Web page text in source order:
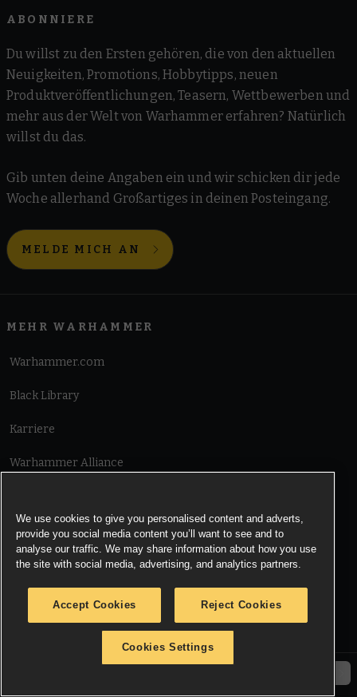
ABONNIERE
Du willst zu den Ersten gehören, die von den aktuellen
Neuigkeiten, Promotions, Hobbytipps, neuen
Produktveröffentlichungen, Teasern, Wettbewerben und
mehr aus der Welt von Warhammer erfahren? Natürlich
willst du das.
Gib unten deine Angaben ein und wir schicken dir jede
Woche allerhand Großartiges in deinen Posteingang.
MELDE MICH AN
MEHR WARHAMMER
Warhammer.com
Black Library
Karriere
Warhammer Alliance
Nutzungsbedingungen
Informationen zu Cookies
Cookies Settings
Information zu Datenschutz
We use cookies to give you personalised content and adverts,
provide you social media content you’ll want to see and to
analyse our traffic. We may share information about how you use
the site with social media, advertising, and analytics partners.
Accept Cookies Reject Cookies
Cookies Settings